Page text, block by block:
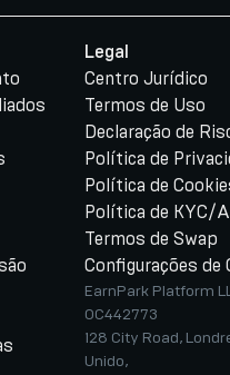
Legal
Centro Jurídico
Termos de Uso
Declaração de
Política de
Política de
Política de KYC/
Termos de Swap
Configurações de
EarnPark Platform
OC442773
128 City Road,
Unido,